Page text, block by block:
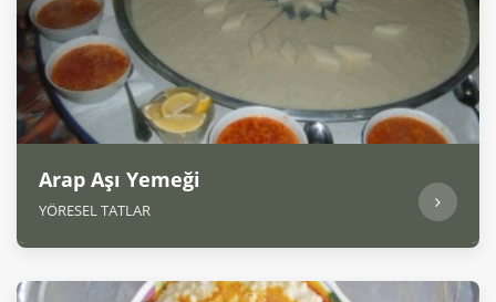
Arap Aşı Yemeği
YÖRESEL TATLAR